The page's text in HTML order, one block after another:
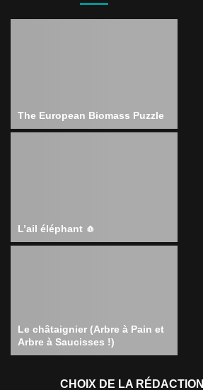
The European Biomass Puzzle
L’ail éléphant 🧄
Le châtaignier (Arbre à Pain et
Arbre à Saucisses !)
CHOIX DE LA RÉDACTION